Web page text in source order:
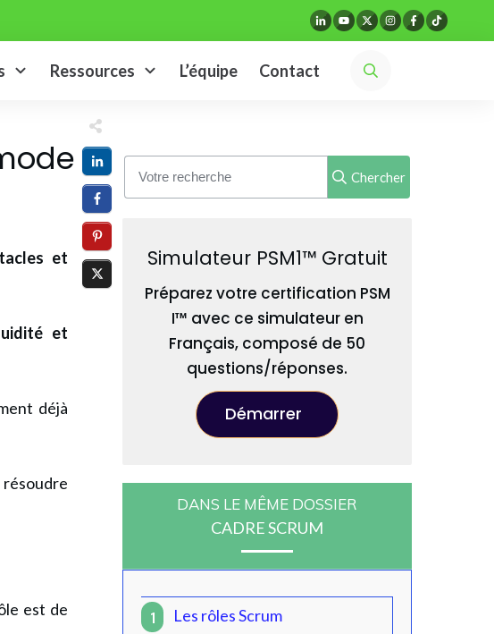
Ressources L’équipe Contact
et
et
déjà
est de
Chercher
Simulateur PSM1™ Gratuit
Préparez votre certification PSM
I™ avec ce simulateur en
Français, composé de 50
questions/réponses.
Démarrer
DANS LE MÊME DOSSIER
CADRE SCRUM
1 Les rôles Scrum